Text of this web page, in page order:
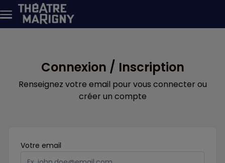
Aller au contenu principal
Connexion / Inscription
Renseignez votre email pour vous connecter ou
créer un compte
Votre email